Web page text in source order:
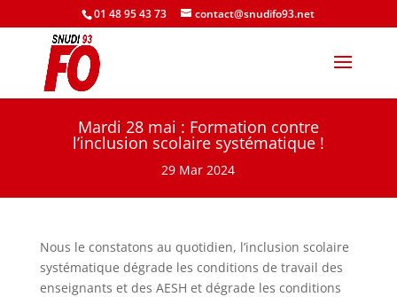
01 48 95 43 73 contact@snudifo93.net
Mardi 28 mai : Formation contre
l’inclusion scolaire systématique !
29 Mar 2024
Nous le constatons au quotidien, l’inclusion scolaire
systématique dégrade les conditions de travail des
enseignants et des AESH et dégrade les conditions